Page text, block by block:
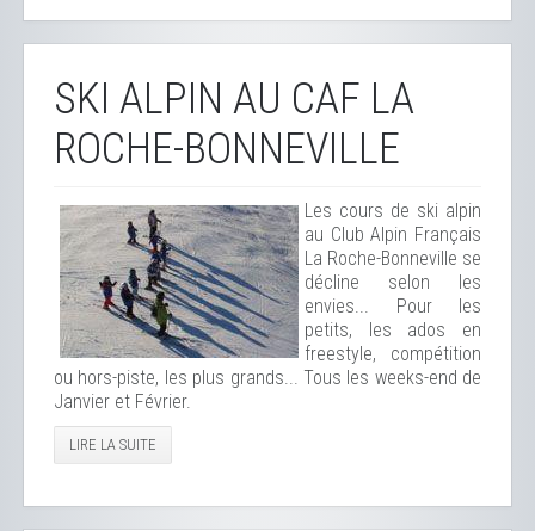
SKI ALPIN AU CAF LA
ROCHE-BONNEVILLE
Les cours de ski alpin
au Club Alpin Français
La Roche-Bonneville se
décline selon les
envies... Pour les
petits, les ados en
freestyle, compétition
ou hors-piste, les plus grands... Tous les weeks-end de
Janvier et Février.
LIRE LA SUITE